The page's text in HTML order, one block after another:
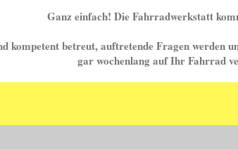
Ganz einfach! Die Fahrradwerkstatt
kompetent betreut, auftretende Fragen werden
gar wochenlang auf Ihr Fahrrad